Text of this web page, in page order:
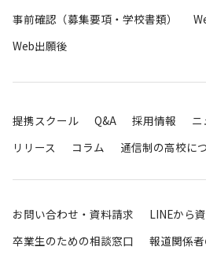
事前確認（募集要項・学校書類）
Web出願後
提携スクール Q&A 採用情報
ニ
リリース
コラム 通信制の高校に
お問い合わせ・資料請求
LINEから
卒業生のための相談窓口
報道関係